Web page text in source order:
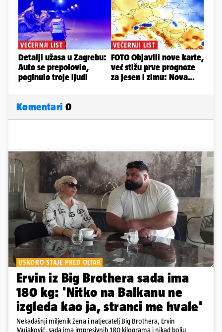
Komentari 0
USKORO STAJE PRED OLTAR
Ervin iz Big Brothera sada ima
180 kg: 'Nitko na Balkanu ne
izgleda kao ja, stranci me hvale'
Nekadašnji miljenik žena i natjecatelj Big Brothera, Ervin
Mujaković, sada ima impresivnih 180 kilograma i nikad bolju